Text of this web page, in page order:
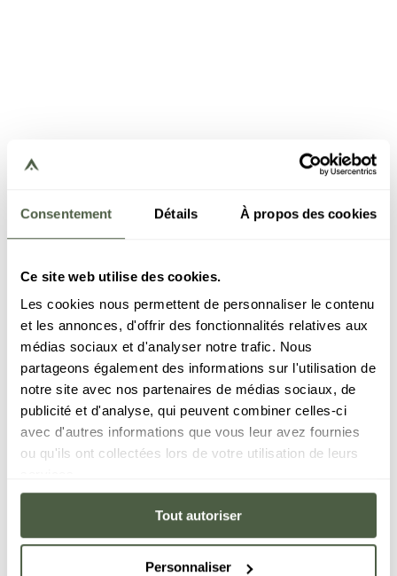
Consentement Détails À propos des cookies
Ce site web utilise des cookies.
Les cookies nous permettent de personnaliser le contenu
et les annonces, d'offrir des fonctionnalités relatives aux
médias sociaux et d'analyser notre trafic. Nous
partageons également des informations sur l'utilisation de
notre site avec nos partenaires de médias sociaux, de
publicité et d'analyse, qui peuvent combiner celles-ci
avec d'autres informations que vous leur avez fournies
ou qu'ils ont collectées lors de votre utilisation de leurs
Tout autoriser
Personnaliser